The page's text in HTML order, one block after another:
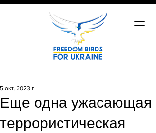
Еще одна ужасающая
террористическая
5 окт. 2023 г.